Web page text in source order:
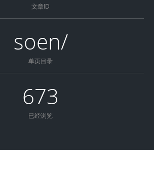
文章ID
soen/
单页目录
673
已经浏览